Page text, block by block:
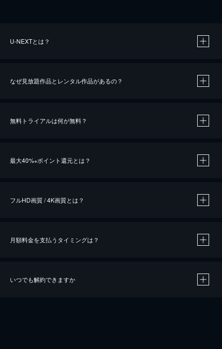
U-NEXTとは？
なぜ見放題作品とレンタル作品があるの？
無料トライアルは何が無料？
最大40%※ポイント還元とは？
※40％ポイント還元の対象は、クレジットカード決済による作品の購入 / レンタルです。
iOSアプリのUコイン決済による作品の購入 / レンタルは、20％のポイント還元です。
フルHD画質 / 4K画質とは？
月額料金を支払うタイミングは？
いつでも解約できますか